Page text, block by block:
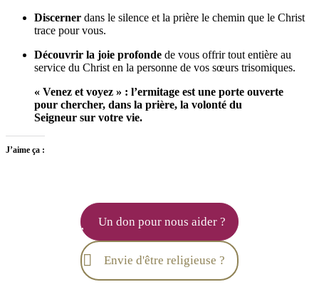
Discerner dans le silence et la prière le chemin que le Christ
trace pour vous.
Découvrir la joie profonde de vous offrir tout entière au
service du Christ en la personne de vos sœurs trisomiques.
« Venez et voyez » : l’ermitage est une porte ouverte
pour chercher, dans la prière, la volonté du
Seigneur sur votre vie.
J’aime ça :
Un don pour nous aider ?
Envie d'être religieuse ?